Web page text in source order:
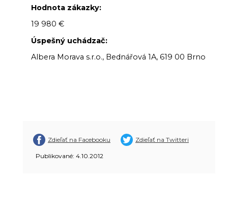
Hodnota zákazky:
19 980 €
Úspešný uchádzač:
Albera Morava s.r.o., Bednářová 1A, 619 00 Brno
Zdieľať na Facebooku Zdieľať na Twitteri
Publikované: 4.10.2012